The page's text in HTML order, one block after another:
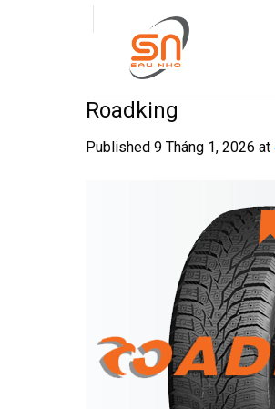
Roadking
Published 9 Tháng 1, 2026 at